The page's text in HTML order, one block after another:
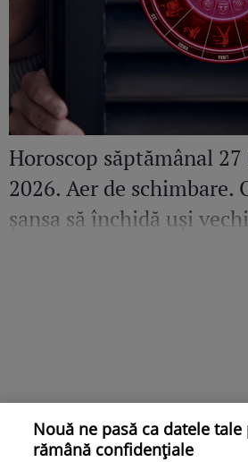
Horoscop săptămânal
2026. Aer de schimbare.
șansa să închidă uși
Nouă ne pasă ca datele
rămână confidențiale